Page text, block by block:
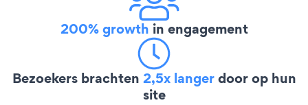
200% growth in engagement
Bezoekers brachten 2,5x langerdoor op hun
site